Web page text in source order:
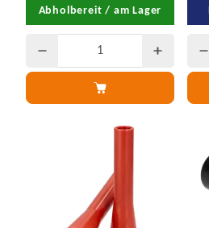
Abholbereit / am Lager